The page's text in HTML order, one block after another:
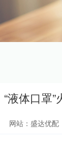
液体口罩
网站：盛达优配